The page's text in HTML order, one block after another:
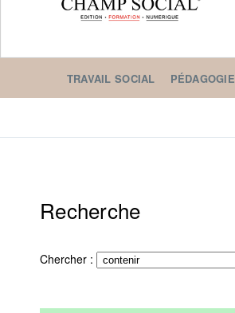
TRAVAIL SOCIAL PÉDAGOGIE
Recherche
Chercher :